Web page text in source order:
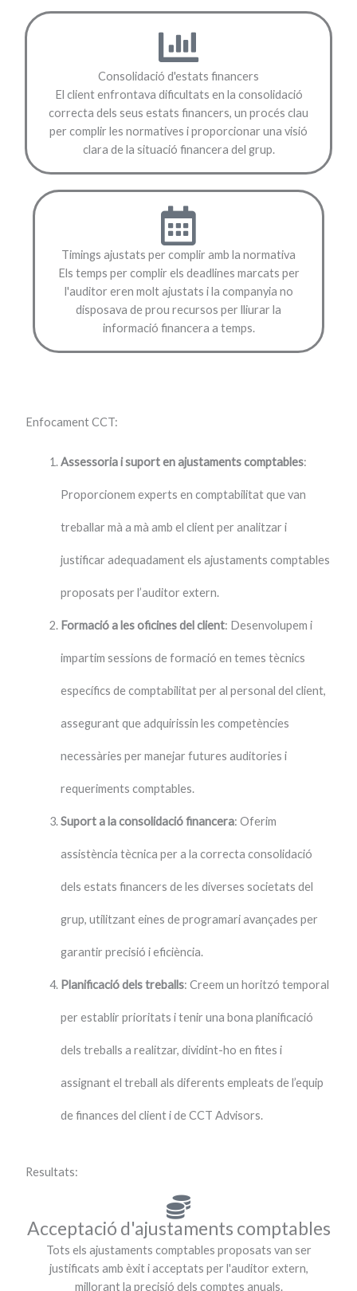
Consolidació d'estats financers
El client enfrontava dificultats en la consolidació
correcta dels seus estats financers, un procés clau
per complir les normatives i proporcionar una visió
clara de la situació financera del grup.
Timings ajustats per complir amb la normativa
Els temps per complir els deadlines marcats per
l'auditor eren molt ajustats i la companyia no
disposava de prou recursos per lliurar la
informació financera a temps.
Enfocament CCT:
Assessoria i suport en ajustaments comptables:
Proporcionem experts en comptabilitat que van
treballar mà a mà amb el client per analitzar i
justificar adequadament els ajustaments comptables
proposats per l’auditor extern.
Formació a les oficines del client: Desenvolupem i
impartim sessions de formació en temes tècnics
específics de comptabilitat per al personal del client,
assegurant que adquirissin les competències
necessàries per manejar futures auditories i
requeriments comptables.
Suport a la consolidació financera: Oferim
assistència tècnica per a la correcta consolidació
dels estats financers de les diverses societats del
grup, utilitzant eines de programari avançades per
garantir precisió i eficiència.
Planificació dels treballs: Creem un horitzó temporal
per establir prioritats i tenir una bona planificació
dels treballs a realitzar, dividint-ho en fites i
assignant el treball als diferents empleats de l’equip
de finances del client i de CCT Advisors.
Resultats:
Acceptació d'ajustaments comptables
Tots els ajustaments comptables proposats van ser
justificats amb èxit i acceptats per l'auditor extern,
millorant la precisió dels comptes anuals.